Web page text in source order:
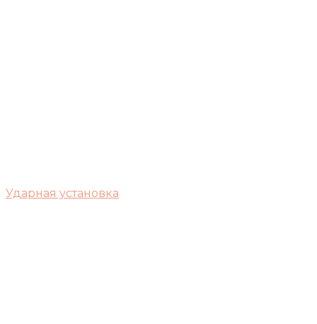
Ударная установка